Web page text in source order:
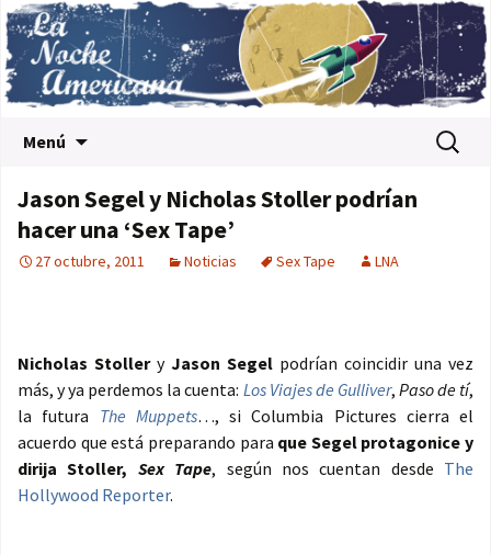
Menú Buscar:
Jason Segel y Nicholas Stoller podrían
hacer una ‘Sex Tape’
27 octubre, 2011 Noticias Sex Tape LNA
Nicholas Stollery Jason Segel podrían coincidir una vez
más, y ya perdemos la cuenta: Los Viajes de Gulliver, Paso de tí,
la futura The Muppets…, si Columbia Pictures cierra el
acuerdo que está preparando para que Segel protagonice y
dirija Stoller, Sex Tape, según nos cuentan desde The
Hollywood Reporter.